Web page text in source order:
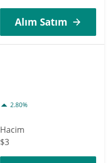
Alım Satım
2.80%
Hacim
$3